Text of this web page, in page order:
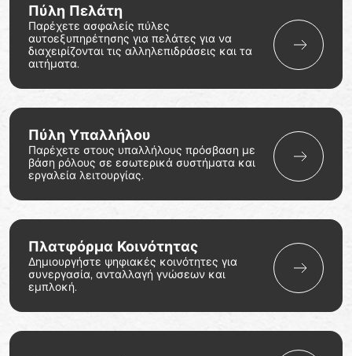
Πύλη Πελάτη
Παρέχετε ασφαλείς πύλες
αυτοεξυπηρέτησης για πελάτες για να
διαχειρίζονται τις αλληλεπιδράσεις και τα
αιτήματα.
Πύλη Υπαλλήλου
Παρέχετε στους υπαλλήλους πρόσβαση με
βάση ρόλους σε εσωτερικά συστήματα και
εργαλεία λειτουργίας.
Πλατφόρμα Κοινότητας
Δημιουργήστε ψηφιακές κοινότητες για
συνεργασία, ανταλλαγή γνώσεων και
εμπλοκή.